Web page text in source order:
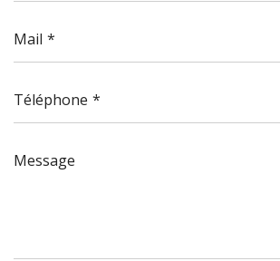
Mail
Téléphone
Message